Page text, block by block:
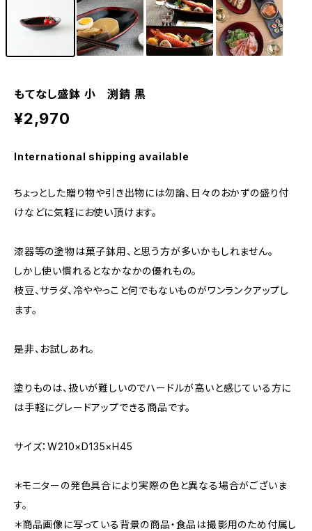
もてなし盛鉢 小 渕錆 黒
¥2,970
International shipping available
ちょっとした贈り物や引き出物には勿論、日々のおかずの盛り付
けなどに気軽にお使い頂けます。
漆器等の塗物は菓子鉢用、と思う方が多いかもしれません。
しかし使い慣れるとなかなかの優れもの。
枝豆、サラダ、冷ややっこと何でもないものがワンランクアップし
ます。
是非、お試しあれ。
塗りものは、扱いが難しいのでハードルが高いと感じている方に
は手軽にグレードアップできる商品です。
サイズ：W210×D135×H45
＊モニターの発色具合により実際の色と異なる場合がございま
す。
＊商品画像に写っている背景の商品・食品は撮影用のため付属し